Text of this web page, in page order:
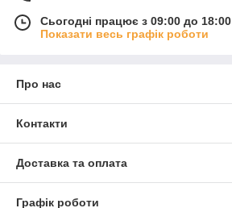
Сьогодні працює з 09:00 до 18:00
Показати весь графік роботи
Про нас
Контакти
Доставка та оплата
Графік роботи